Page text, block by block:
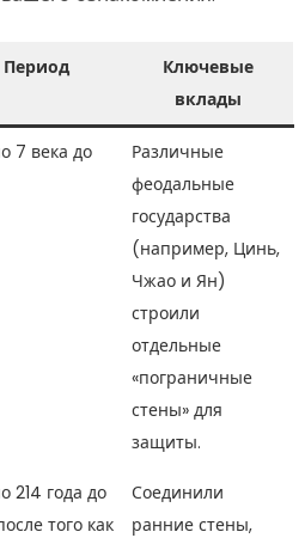
Период
Ключевые
вклады
7 века до
Различные
феодальные
государства
(например, Цинь,
Чжао и Ян)
строили
отдельные
«пограничные
стены» для
защиты.
214 года до
того как
Соединили
ранние стены,